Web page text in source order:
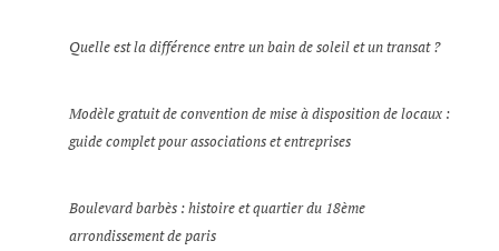
Quelle est la différence entre un bain de soleil et un transat ?
Modèle gratuit de convention de mise à disposition de locaux :
guide complet pour associations et entreprises
Boulevard barbès : histoire et quartier du 18ème
arrondissement de paris